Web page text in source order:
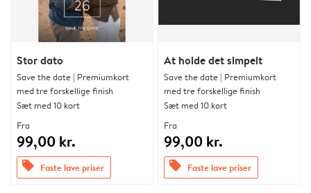
Stor dato
Save the date | Premiumkort
med tre forskellige finish
Sæt med 10 kort
Fra
99,00 kr.
offers Faste lave priser
At holde det simpelt
Save the date | Premiumkort
med tre forskellige finish
Sæt med 10 kort
Fra
99,00 kr.
offers Faste lave priser